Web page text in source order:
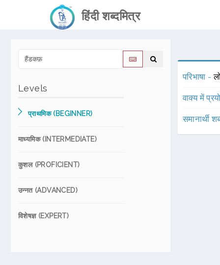
हिंदी शब्दमित्र
Levels
प्राथमिक (BEGINNER)
माध्यमिक (INTERMEDIATE)
कुशल (PROFICIENT)
उन्नत (ADVANCED)
विशेषज्ञ (EXPERT)
परिभाषा -
वाक्य में
समानार्थी